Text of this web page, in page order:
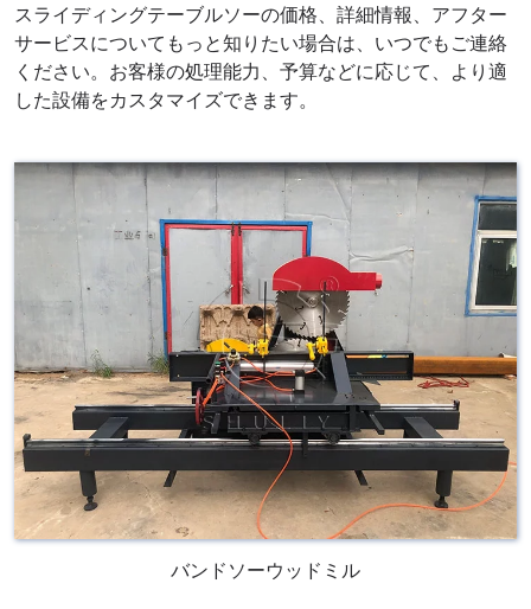
スライディングテーブルソーの価格、詳細情報、アフター
サービスについてもっと知りたい場合は、いつでもご連絡
ください。お客様の処理能力、予算などに応じて、より適
した設備をカスタマイズできます。
バンドソーウッドミル